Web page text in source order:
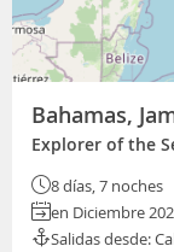
Bahamas,
Explorer of the
8 días, 7 noches
en Diciembre
Salidas desde: